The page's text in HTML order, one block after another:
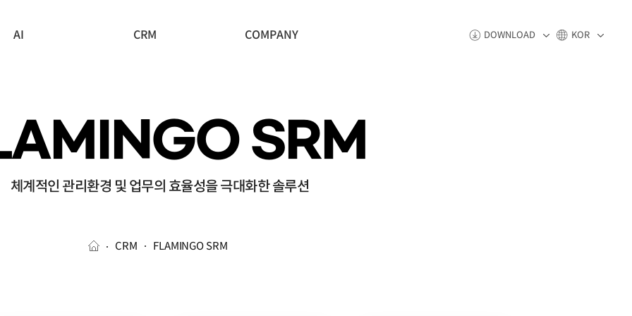
AI CRM COMPANY DOWNLOAD KOR
SRM
체계적인 관리환경 및 업무의 효율성을 극대화한 솔루션
CRM FLAMINGO SRM